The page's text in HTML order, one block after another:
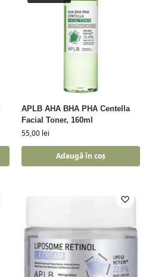
APLB AHA BHA PHA Centella
Facial Toner, 160ml
55,00 lei
Adaugă în coș